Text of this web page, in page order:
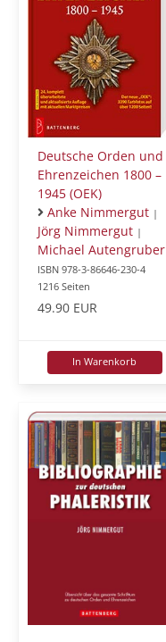
Deutsche Orden und
Ehrenzeichen 1800 –
1945 (OEK)
Anke Nimmergut |
Jörg Nimmergut |
Michael Autengruber
ISBN 978-3-86646-230-4
1216 Seiten
49.90 EUR
In Warenkorb